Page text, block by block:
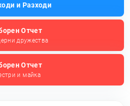
и Разходи
Отчет
дружества
Отчет
и майка